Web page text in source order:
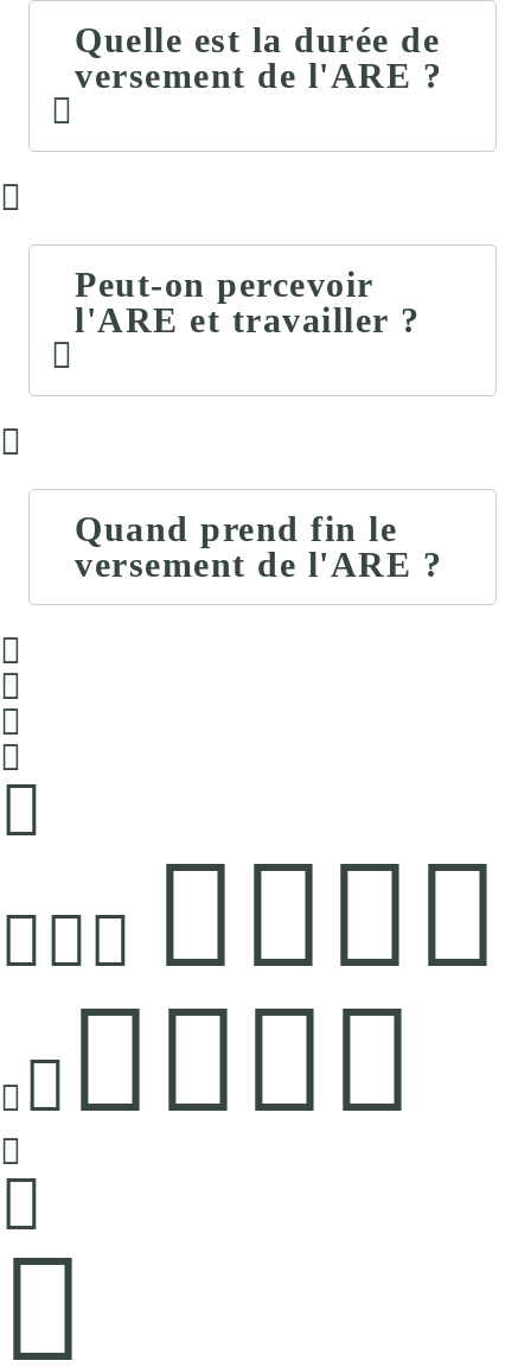
Quelle est la durée de
versement de l'ARE ?
Peut-on percevoir
l'ARE et travailler ?
Quand prend fin le
versement de l'ARE ?